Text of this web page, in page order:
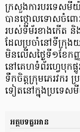
ក្រសួងការបរទេសមី
បានថ្កោលទោសចំព
របស់ទីម័រខាងកើត និ
ដែលប្រចាំនៅទីក្រុង
មិនលើសថ្ងៃទី១ខែក
នៅគេហទំព័រហ្វេបុកផ្
ទឹកចិត្តក្រុមភេរវករ
ទៀតនៅក្នុងប្រទេស
អត្ថបទគួរអាន​